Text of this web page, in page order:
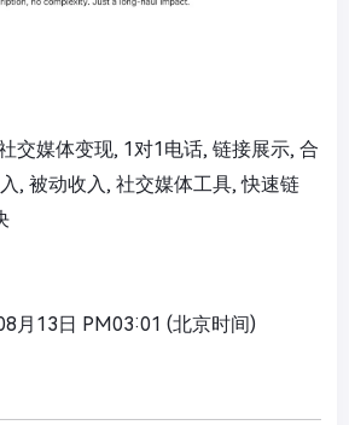
交媒体变现, 1对1电话, 链接展示, 合
, 被动收入, 社交媒体工具, 快速链
月13日 PM03:01 (北京时间)